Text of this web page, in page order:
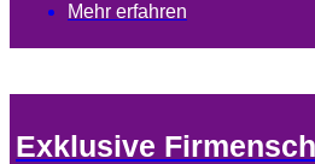
Mehr erfahren
Exklusive